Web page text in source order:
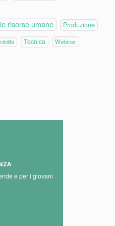
risorse umane Produzione
Tecnica Webinar
e per i giovani